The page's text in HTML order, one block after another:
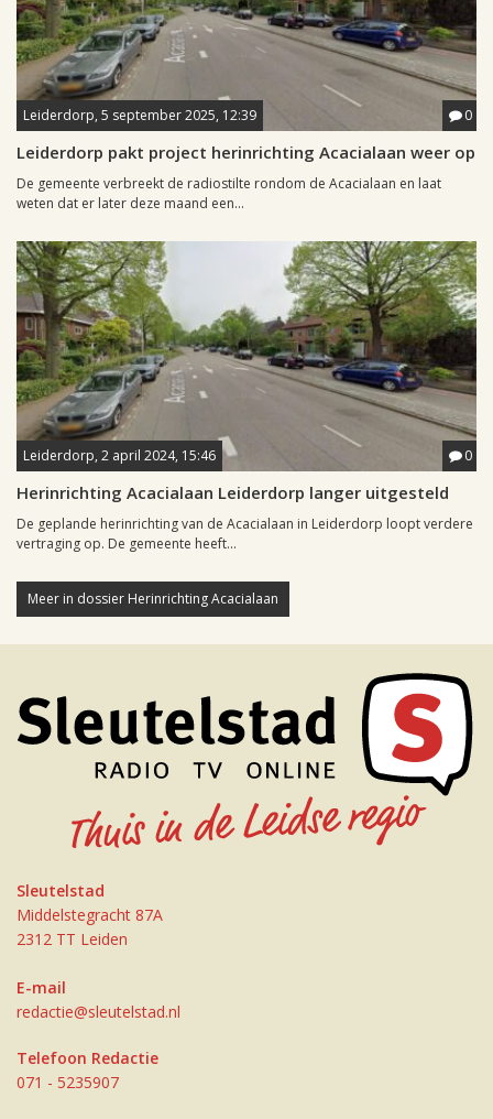
Leiderdorp, 5 september 2025, 12:39 0
Leiderdorp pakt project herinrichting Acacialaan weer op
De gemeente verbreekt de radiostilte rondom de Acacialaan en laat
weten dat er later deze maand een...
Leiderdorp, 2 april 2024, 15:46 0
Herinrichting Acacialaan Leiderdorp langer uitgesteld
De geplande herinrichting van de Acacialaan in Leiderdorp loopt verdere
vertraging op. De gemeente heeft...
Meer in dossier Herinrichting Acacialaan
Sleutelstad
Middelstegracht 87A
2312 TT Leiden
E-mail
redactie@sleutelstad.nl
Telefoon Redactie
071 - 5235907